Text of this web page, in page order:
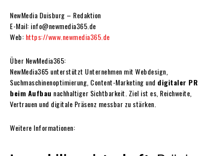
NewMedia Duisburg – Redaktion
E-Mail: info@newmedia365.de
Web: https://www.newmedia365.de
Über NewMedia365:
NewMedia365 unterstützt Unternehmen mit Webdesign,
Suchmaschinenoptimierung, Content-Marketing und digitaler PR
beim Aufbau nachhaltiger Sichtbarkeit. Ziel ist es, Reichweite,
Vertrauen und digitale Präsenz messbar zu stärken.
Weitere Informationen: